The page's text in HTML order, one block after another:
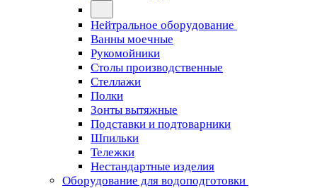
Нейтральное оборудование
Ванны моечные
Рукомойники
Столы производственные
Стеллажи
Полки
Зонты вытяжные
Подставки и подтоварники
Шпильки
Тележки
Нестандартные изделия
Оборудование для водоподготовки